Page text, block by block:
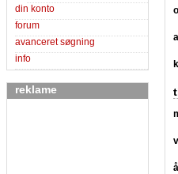
din konto
forum
avanceret søgning
info
reklame